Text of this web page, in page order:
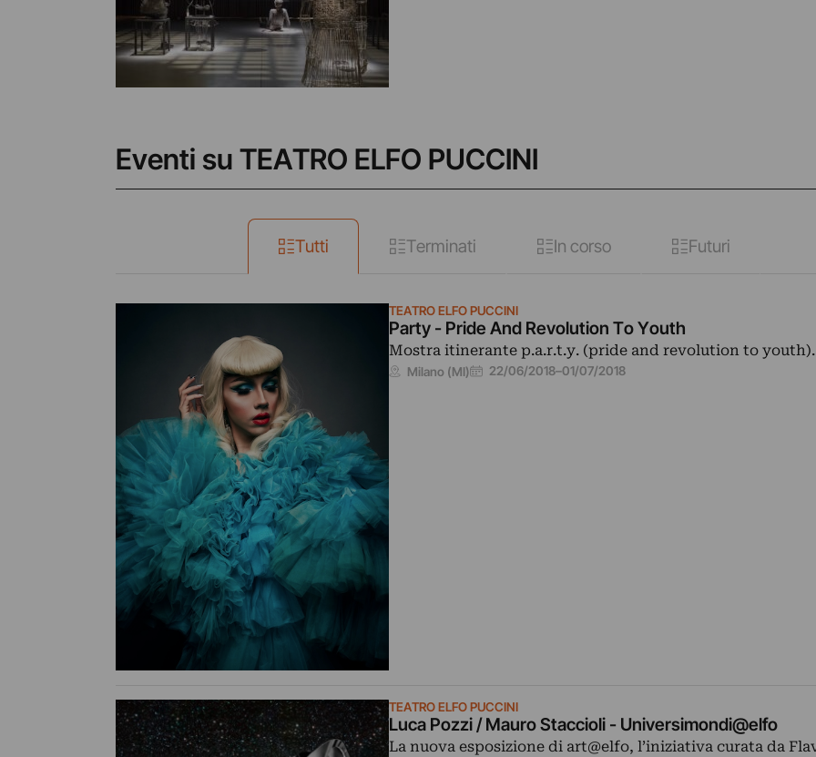
Eventi su TEATRO ELFO PUCCINI
Tutti Terminati In corso Futuri
TEATRO ELFO PUCCINI
Party - Pride And Revolution To Youth
Mostra itinerante p.a.r.t.y. (pride and revolution to youth).
Milano (MI) 22/06/2018–01/07/2018
TEATRO ELFO PUCCINI
Luca Pozzi / Mauro Staccioli - Universimondi@elfo
La nuova esposizione di art@elfo, l’iniziativa curata da